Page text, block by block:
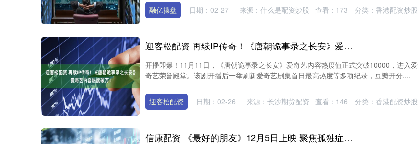
融亿操盘 日期：02-27 来源：什么是配资炒股 查看： 173 分类： 香港配资炒股
迎客松配资 再续IP传奇！《唐朝诡事录之长安》爱奇艺内容热度破万！
开播即爆！11月11日，《唐朝诡事录之长安》爱奇艺内容热度值正式突破10000，进入爱
奇艺荣誉殿堂。该剧开播后一举刷新爱奇艺剧集首日最高热度等多项纪录，豆瓣开分....
迎客松配资 日期：02-26 来源：长沙期货配资 查看： 146 分类： 香港配资炒股
信康配资 《最好的朋友》12月5日上映 聚焦孤独症群体的心灵成长